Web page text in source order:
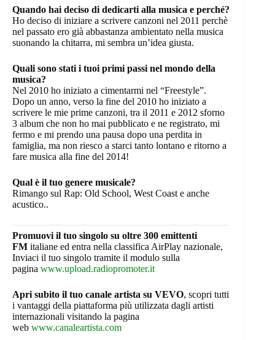
Quando hai deciso di dedicarti alla musica e perché?
Ho deciso di iniziare a scrivere canzoni nel 2011 perchè
nel passato ero già abbastanza ambientato nella musica
suonando la chitarra, mi sembra un’idea giusta.
Quali sono stati i tuoi primi passi nel mondo della
musica?
Nel 2010 ho iniziato a cimentarmi nel “Freestyle”.
Dopo un anno, verso la fine del 2010 ho iniziato a
scrivere le mie prime canzoni, tra il 2011 e 2012 sforno
3 album che non ho mai pubblicato e ne registrato, mi
fermo e mi prendo una pausa dopo una perdita in
famiglia, ma non riesco a starci tanto lontano e ritorno a
fare musica alla fine del 2014!
Qual è il tuo genere musicale?
Rimango sul Rap: Old School, West Coast e anche
acustico..
Promuovi il tuo singolo su oltre 300 emittenti
FM italiane ed entra nella classifica AirPlay nazionale,
Inviaci il tuo singolo tramite il modulo sulla
pagina www.upload.radiopromoter.it
Apri subito il tuo canale artista su VEVO, scopri tutti
i vantaggi della piattaforma più utilizzata dagli artisti
internazionali visitando la pagina
web www.canaleartista.com